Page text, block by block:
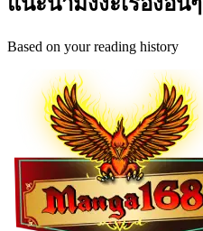
Based on your reading history